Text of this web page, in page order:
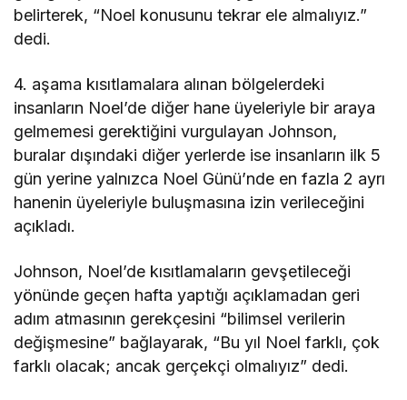
belirterek, “Noel konusunu tekrar ele almalıyız.”
dedi.
4. aşama kısıtlamalara alınan bölgelerdeki
insanların Noel’de diğer hane üyeleriyle bir araya
gelmemesi gerektiğini vurgulayan Johnson,
buralar dışındaki diğer yerlerde ise insanların ilk 5
gün yerine yalnızca Noel Günü’nde en fazla 2 ayrı
hanenin üyeleriyle buluşmasına izin verileceğini
açıkladı.
Johnson, Noel’de kısıtlamaların gevşetileceği
yönünde geçen hafta yaptığı açıklamadan geri
adım atmasının gerekçesini “bilimsel verilerin
değişmesine” bağlayarak, “Bu yıl Noel farklı, çok
farklı olacak; ancak gerçekçi olmalıyız” dedi.